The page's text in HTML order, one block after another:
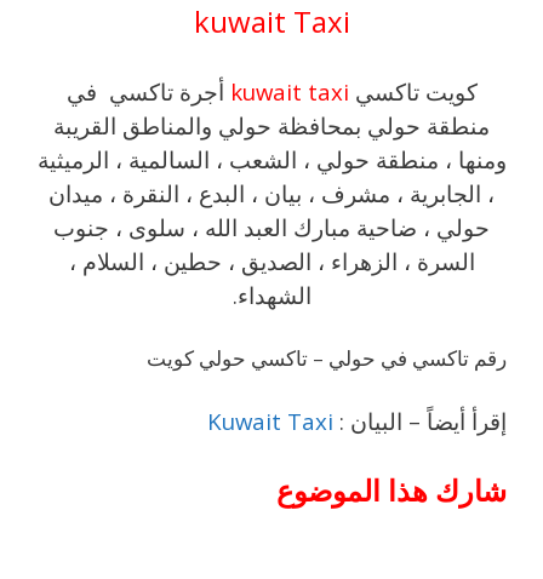
kuwait Taxi
كويت تاكسي kuwait taxi أجرة تاكسي في
منطقة حولي بمحافظة حولي والمناطق القريبة
‎ومنها ، منطقة حولي ، الشعب ، السالمية ، الرميثية
، الجابرية ، مشرف ، بيان ، البدع ، النقرة ، ميدان
حولي ، ضاحية مبارك العبد الله ، سلوى ، جنوب
السرة ، الزهراء ، الصديق ، حطين ، السلام ،
الشهداء.
رقم تاكسي في حولي – تاكسي حولي كويت
إقرأ أيضاً – البيان : Kuwait Taxi
شارك هذا الموضوع